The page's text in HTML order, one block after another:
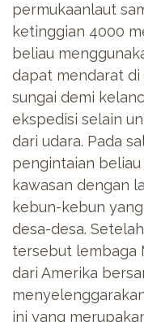
permukaanlaut
ketinggian 4000
beliau
dapat mendarat di
sungai demi
ekspedisi selain
dari udara. Pada
pengintaian
kawasan dengan
kebun-kebun
desa-desa.
tersebut lembaga
dari Amerika
ini yang